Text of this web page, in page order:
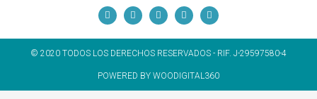
© 2020 TODOS LOS DERECHOS RESERVADOS - RIF. J-29597580-4
POWERED BY WOODIGITAL360